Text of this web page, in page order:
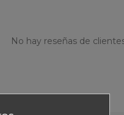
No hay reseñas de